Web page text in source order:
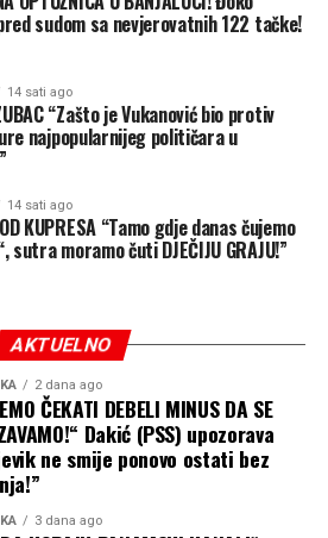
DIREKTNO PRANJE PARA i
o javnim nabavkama, gdje
Prijedora prelijeva privatnim
troškovi stranačke
je za hitnu reakciju
prevazilazi loše upravljanje –
indicije zloupotrebe
i teških finansijskih
Nadležno tužilaštvo da hitno
i nadležni inspekcijski organi
i ljudskim
ima izuzetne
za razvoj“,
član
PSS-a.
investicija i nova
osvrnuo i na ekonomsku
ističući da Bijeljina mora imati
je u pitanju privredni razvoj.
ogroman
i
sudom sa nevjerovatnih 122 tačke!
14 sati ago
“Zašto je Vukanović bio protiv
najpopularnijeg političara u
14 sati ago
KUPRESA “Tamo gdje danas čujemo
sutra moramo čuti DJEČIJU GRAJU!”
AKTUELNO
2 dana ago
ČEKATI DEBELI MINUS DA SE
Dakić (PSS) upozorava
ne smije ponovo ostati bez
3 dana ago